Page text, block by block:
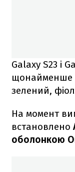
Galaxy S23 і
щонайменше
зелений,
На момент
встановлено
оболонкою